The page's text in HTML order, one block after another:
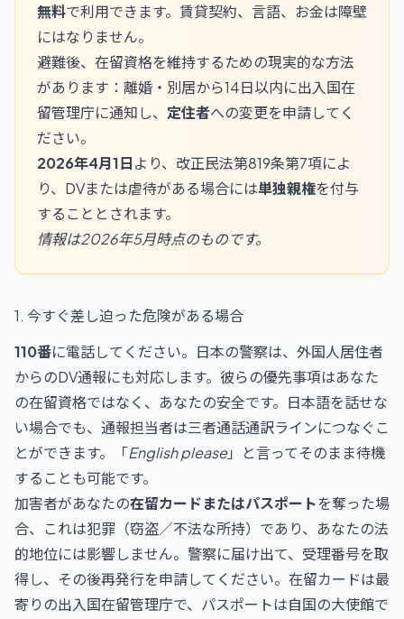
無料で利用できます。賃貸契約、言語、お金は障壁
にはなりません。
避難後、在留資格を維持するための現実的な方法
があります：離婚・別居から14日以内に出入国在
留管理庁に通知し、 定住者への変更を申請してく
ださい。
2026年4月1日より、改正民法第819条第7項によ
り、DVまたは虐待がある場合には単独親権を付与
することとされます。
情報は2026年5月時点のものです。
1. 今すぐ差し迫った危険がある場合
110番に電話してください。日本の警察は、外国人居住者
からのDV通報にも対応します。彼らの優先事項はあなた
の在留資格ではなく、あなたの安全です。日本語を話せな
い場合でも、通報担当者は三者通話通訳ラインにつなぐこ
とができます。「English please」と言ってそのまま待機
することも可能です。
加害者があなたの在留カードまたはパスポートを奪った場
合、これは犯罪（窃盗／不法な所持）であり、あなたの法
的地位には影響しません。警察に届け出て、受理番号を取
得し、その後再発行を申請してください。在留カードは最
寄りの出入国在留管理庁で、パスポートは自国の大使館で